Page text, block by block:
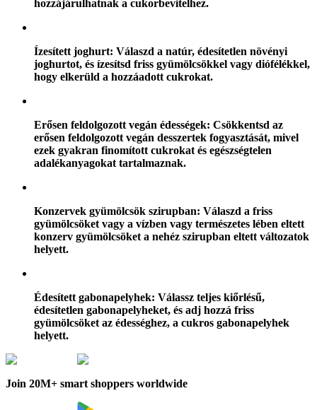
hozzájárulhatnak a cukorbevitelhez.
Ízesített joghurt: Válaszd a natúr, édesítetlen növényi
joghurtot, és ízesítsd friss gyümölcsökkel vagy diófélékkel,
hogy elkerüld a hozzáadott cukrokat.
Erősen feldolgozott vegán édességek: Csökkentsd az
erősen feldolgozott vegán desszertek fogyasztását, mivel
ezek gyakran finomított cukrokat és egészségtelen
adalékanyagokat tartalmaznak.
Konzervek gyümölcsök szirupban: Válaszd a friss
gyümölcsöket vagy a vízben vagy természetes lében eltett
konzerv gyümölcsöket a nehéz szirupban eltett változatok
helyett.
Édesített gabonapelyhek: Válassz teljes kiőrlésű,
édesítetlen gabonapelyheket, és adj hozzá friss
gyümölcsöket az édességhez, a cukros gabonapelyhek
helyett.
Join 20M+ smart shoppers worldwide